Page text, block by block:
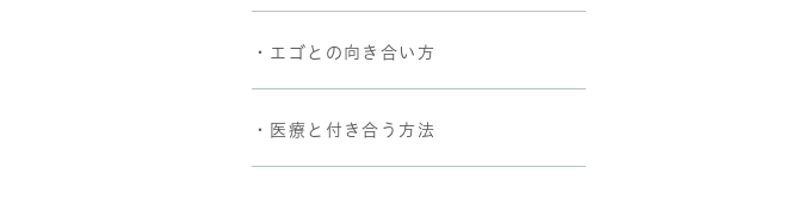
・エゴとの向き合い方
・医療と付き合う方法